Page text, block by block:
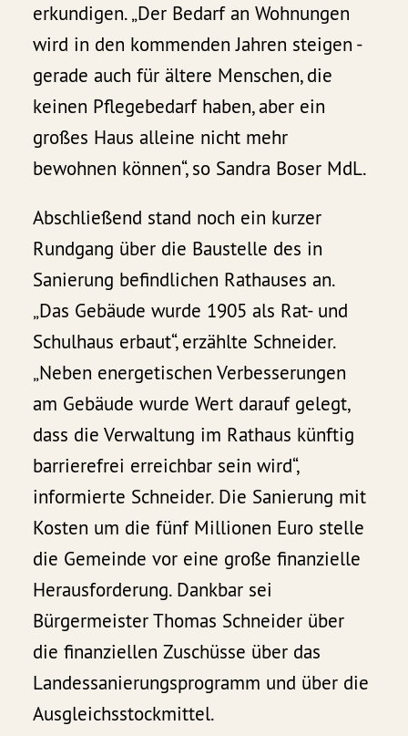
erkundigen. „Der Bedarf an Wohnungen
wird in den kommenden Jahren steigen -
gerade auch für ältere Menschen, die
keinen Pflegebedarf haben, aber ein
großes Haus alleine nicht mehr
bewohnen können“, so Sandra Boser MdL.
Abschließend stand noch ein kurzer
Rundgang über die Baustelle des in
Sanierung befindlichen Rathauses an.
„Das Gebäude wurde 1905 als Rat- und
Schulhaus erbaut“, erzählte Schneider.
„Neben energetischen Verbesserungen
am Gebäude wurde Wert darauf gelegt,
dass die Verwaltung im Rathaus künftig
barrierefrei erreichbar sein wird“,
informierte Schneider. Die Sanierung mit
Kosten um die fünf Millionen Euro stelle
die Gemeinde vor eine große finanzielle
Herausforderung. Dankbar sei
Bürgermeister Thomas Schneider über
die finanziellen Zuschüsse über das
Landessanierungsprogramm und über die
Ausgleichsstockmittel.